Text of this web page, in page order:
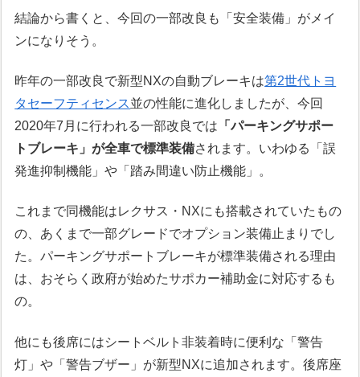
結論から書くと、今回の一部改良も「安全装備」がメイ
ンになりそう。
昨年の一部改良で新型NXの自動ブレーキは第2世代トヨ
タセーフティセンス並の性能に進化しましたが、今回
2020年7月に行われる一部改良では 「パーキングサポー
トブレーキ」が全車で標準装備されます。いわゆる「誤
発進抑制機能」や「踏み間違い防止機能」。
これまで同機能はレクサス・NXにも搭載されていたもの
の、あくまで一部グレードでオプション装備止まりでし
た。パーキングサポートブレーキが標準装備される理由
は、おそらく政府が始めたサポカー補助金に対応するも
の。
他にも後席にはシートベルト非装着時に便利な「警告
灯」や「警告ブザー」が新型NXに追加されます。後席座